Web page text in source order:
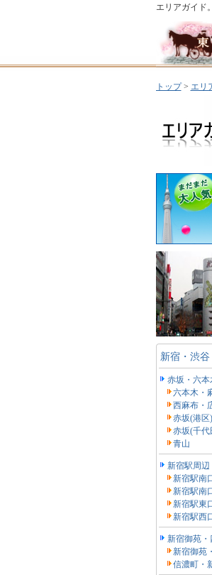
エリアガイド
トップ> エリ
新宿・渋
赤坂・六本
六本木・
西麻布・
赤坂(港区)
赤坂(千代
青山
新宿駅周辺
新宿駅南
新宿駅南
新宿駅東
新宿駅西
新宿御苑・
新宿御苑
信濃町・